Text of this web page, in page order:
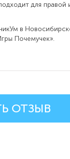
для правой
в
Почемучек».
ОТЗЫВ